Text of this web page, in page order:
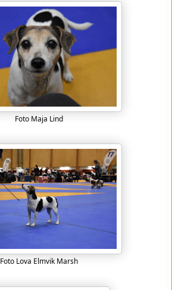
Foto Maja Lind
Foto Lova Elmvik Marsh